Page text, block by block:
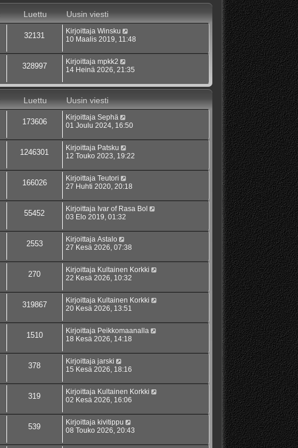
Luettu
Uusin viesti
32131 Kirjoittaja Winsku
10 Maalis 2019, 11:48
328997 Kirjoittaja mpkk2
14 Heinä 2026, 21:35
Luettu
Uusin viesti
173606 Kirjoittaja Sephä
01 Joulu 2024, 16:50
1246301 Kirjoittaja Patsku
12 Touko 2023, 19:22
166026 Kirjoittaja Teutori
27 Huhti 2020, 20:18
55452 Kirjoittaja Ivar of Rasa Bol
03 Elo 2019, 01:32
2553 Kirjoittaja Astalo
27 Kesä 2026, 07:38
270 Kirjoittaja Kultainen Korkki
22 Kesä 2026, 10:32
319867 Kirjoittaja Kultainen Korkki
20 Kesä 2026, 13:51
1510 Kirjoittaja Peikkomaanalla
18 Kesä 2026, 14:18
378 Kirjoittaja jarski
15 Kesä 2026, 18:16
319 Kirjoittaja Kultainen Korkki
02 Kesä 2026, 16:06
539 Kirjoittaja kivitippu
08 Touko 2026, 20:43